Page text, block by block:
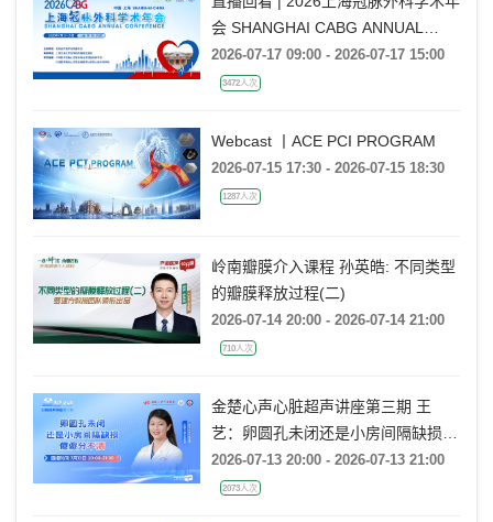
会 SHANGHAI CABG ANNUAL
CONFERENCE
2026-07-17 09:00 - 2026-07-17 15:00
3472人次
Webcast 丨ACE PCI PROGRAM
2026-07-15 17:30 - 2026-07-15 18:30
1287人次
岭南瓣膜介入课程 孙英皓: 不同类型
的瓣膜释放过程(二)
2026-07-14 20:00 - 2026-07-14 21:00
710人次
金楚心声心脏超声讲座第三期 王
艺：卵圆孔未闭还是小房间隔缺损，
傻傻分不清
2026-07-13 20:00 - 2026-07-13 21:00
2073人次